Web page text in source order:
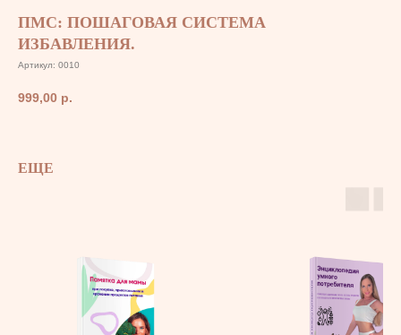
ПМС: ПОШАГОВАЯ СИСТЕМА
ИЗБАВЛЕНИЯ.
Артикул: 0010
999,00 р.
ЕЩЕ